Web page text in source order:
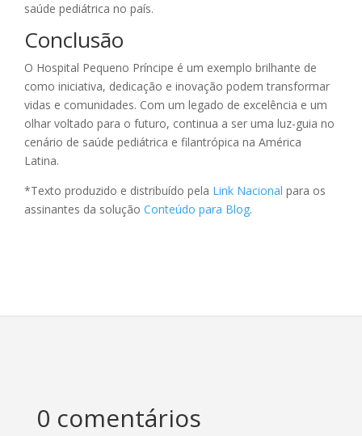
saúde pediátrica no país.
Conclusão
O Hospital Pequeno Príncipe é um exemplo brilhante de
como iniciativa, dedicação e inovação podem transformar
vidas e comunidades. Com um legado de excelência e um
olhar voltado para o futuro, continua a ser uma luz-guia no
cenário de saúde pediátrica e filantrópica na América
Latina.
*Texto produzido e distribuído pela Link Nacional para os
assinantes da solução Conteúdo para Blog.
0 comentários